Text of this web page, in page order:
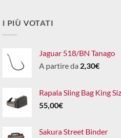
I PIÙ VOTATI
Jaguar 518/BN Tanago
A partire da 2,30€
Rapala Sling Bag King
55,00€
Sakura Street Binder